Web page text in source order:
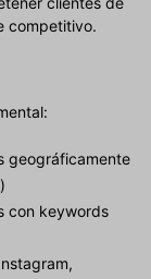
competitivo.
geográficamente
con keywords